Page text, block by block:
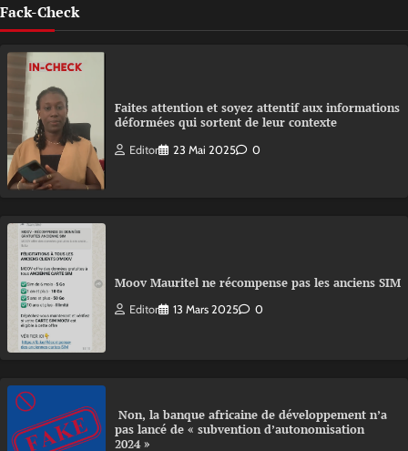
Fack-Check
Faites attention et soyez attentif aux informations
déformées qui sortent de leur contexte
Editor 23 Mai 2025 0
Moov Mauritel ne récompense pas les anciens SIM
Editor 13 Mars 2025 0
Non, la banque africaine de développement n’a
pas lancé de « subvention d’autonomisation
2024 »